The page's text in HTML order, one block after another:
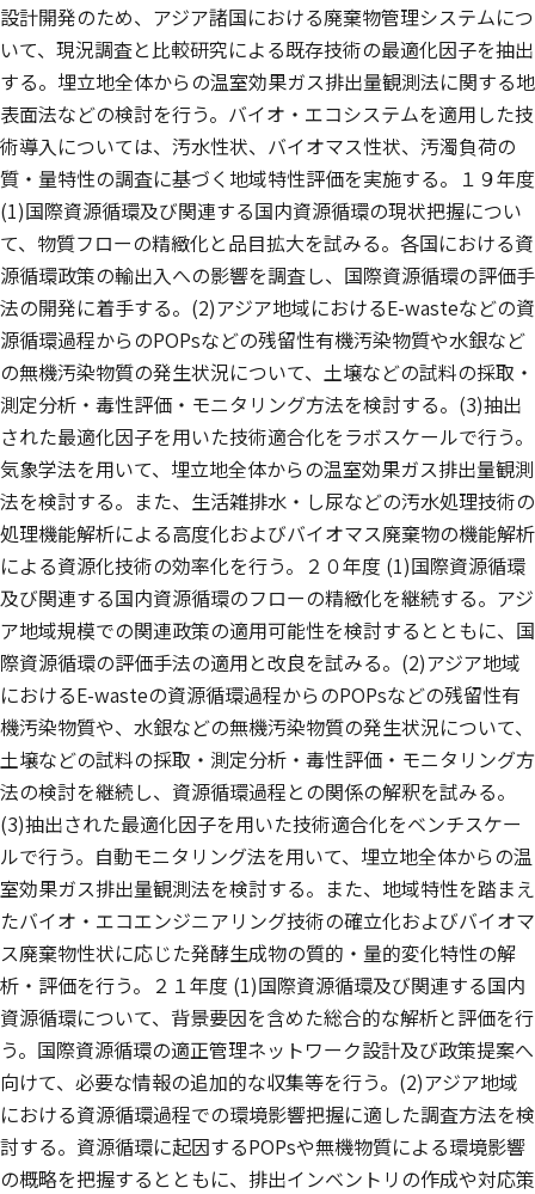
設計開発のため、アジア諸国における廃棄物管理システムにつ
いて、現況調査と比較研究による既存技術の最適化因子を抽出
する。埋立地全体からの温室効果ガス排出量観測法に関する地
表面法などの検討を行う。バイオ・エコシステムを適用した技
術導入については、汚水性状、バイオマス性状、汚濁負荷の
質・量特性の調査に基づく地域特性評価を実施する。１９年度
(1)国際資源循環及び関連する国内資源循環の現状把握につい
て、物質フローの精緻化と品目拡大を試みる。各国における資
源循環政策の輸出入への影響を調査し、国際資源循環の評価手
法の開発に着手する。(2)アジア地域におけるE-wasteなどの資
源循環過程からのPOPsなどの残留性有機汚染物質や水銀など
の無機汚染物質の発生状況について、土壌などの試料の採取・
測定分析・毒性評価・モニタリング方法を検討する。(3)抽出
された最適化因子を用いた技術適合化をラボスケールで行う。
気象学法を用いて、埋立地全体からの温室効果ガス排出量観測
法を検討する。また、生活雑排水・し尿などの汚水処理技術の
処理機能解析による高度化およびバイオマス廃棄物の機能解析
による資源化技術の効率化を行う。２０年度 (1)国際資源循環
及び関連する国内資源循環のフローの精緻化を継続する。アジ
ア地域規模での関連政策の適用可能性を検討するとともに、国
際資源循環の評価手法の適用と改良を試みる。(2)アジア地域
におけるE-wasteの資源循環過程からのPOPsなどの残留性有
機汚染物質や、水銀などの無機汚染物質の発生状況について、
土壌などの試料の採取・測定分析・毒性評価・モニタリング方
法の検討を継続し、資源循環過程との関係の解釈を試みる。
(3)抽出された最適化因子を用いた技術適合化をベンチスケー
ルで行う。自動モニタリング法を用いて、埋立地全体からの温
室効果ガス排出量観測法を検討する。また、地域特性を踏まえ
たバイオ・エコエンジニアリング技術の確立化およびバイオマ
ス廃棄物性状に応じた発酵生成物の質的・量的変化特性の解
析・評価を行う。２１年度 (1)国際資源循環及び関連する国内
資源循環について、背景要因を含めた総合的な解析と評価を行
う。国際資源循環の適正管理ネットワーク設計及び政策提案へ
向けて、必要な情報の追加的な収集等を行う。(2)アジア地域
における資源循環過程での環境影響把握に適した調査方法を検
討する。資源循環に起因するPOPsや無機物質による環境影響
の概略を把握するとともに、排出インベントリの作成や対応策